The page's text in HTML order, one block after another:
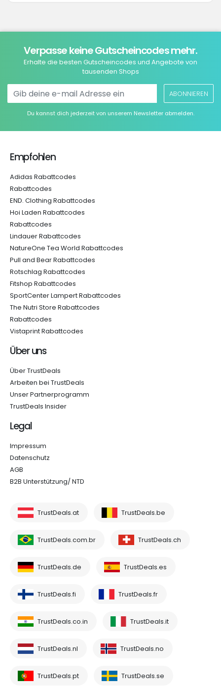
Verpasse keine Gutscheincodes mehr.
Erhalte die besten Gutscheincodes und Angebote von
tausenden Shops
ABONNIEREN
Du kannst dich jederzeit von unserem Newsletter abmelden.
Empfohlen
Adidas Rabattcodes
Rabattcodes
END. Clothing Rabattcodes
Hoi Laden Rabattcodes
Rabattcodes
Lindauer Rabattcodes
NatureOne Tea World Rabattcodes
Pull and Bear Rabattcodes
Rotschlag Rabattcodes
Fitshop Rabattcodes
SportCenter Lampert Rabattcodes
The Nutri Store Rabattcodes
Rabattcodes
Vistaprint Rabattcodes
Über uns
Über TrustDeals
Arbeiten bei TrustDeals
Unser Partnerprogramm
TrustDeals Insider
Legal
Impressum
Datenschutz
AGB
B2B Unterstützung/ NTD
TrustDeals.at TrustDeals.be
TrustDeals.com.br TrustDeals.ch
TrustDeals.de TrustDeals.es
TrustDeals.fi TrustDeals.fr
TrustDeals.co.in TrustDeals.it
TrustDeals.nl TrustDeals.no
TrustDeals.pt TrustDeals.se